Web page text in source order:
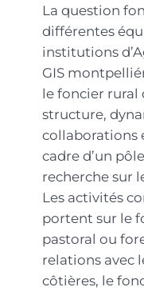
La question
différentes
institutions
GIS
le foncier rural
structure,
collaborations
cadre d’un
recherche sur
Les activités
portent sur le
pastoral ou
relations avec
côtières, le